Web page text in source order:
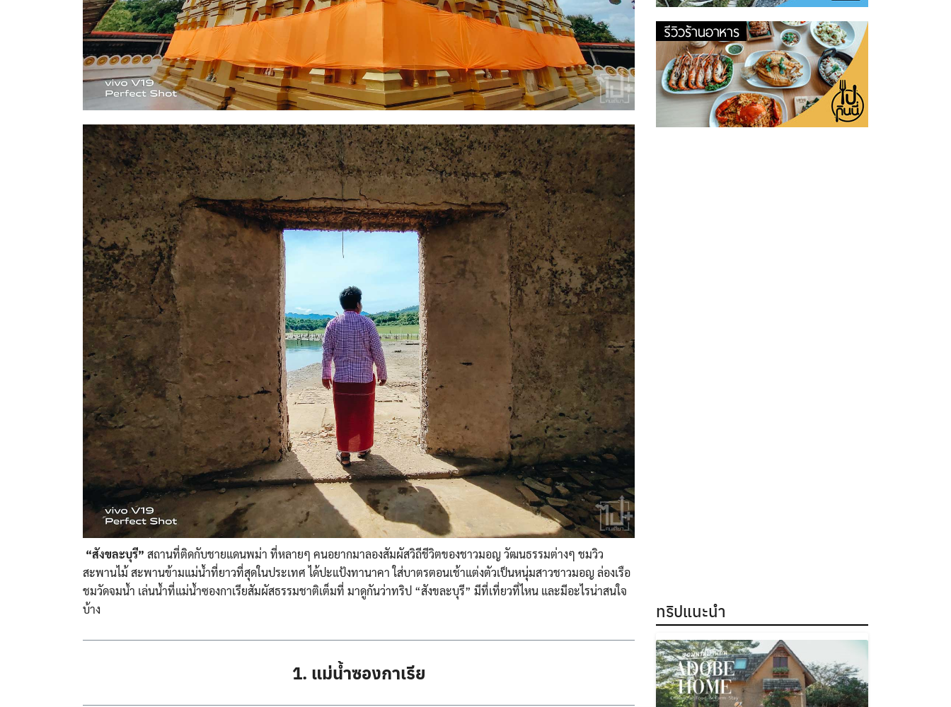
Search
for: Search
“สังขละบุรี” สถานที่ติดกับชายแดนพม่า ที่หลายๆ คนอยากมาลองสัมผัสวิถีชีวิตของชาวมอญ วัฒนธรรมต่างๆ ชมวิว
สะพานไม้ สะพานข้ามแม่น้ำที่ยาวที่สุดในประเทศ ได้ปะแป้งทานาคา ใส่บาตรตอนเช้าแต่งตัวเป็นหนุ่มสาวชาวมอญ ล่องเรือ
ชมวัดจมน้ำ เล่นน้ำที่แม่น้ำซองกาเรียสัมผัสธรรมชาติเต็มที่ มาดูกันว่าทริป “สังขละบุรี” มีที่เที่ยวที่ไหน และมีอะไรน่าสนใจ
บ้าง
1. แม่น้ำซองกาเรีย
ทริปแนะนำ